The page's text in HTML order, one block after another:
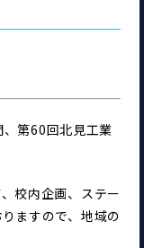
第60回北見工業
校内企画、ステー
ますので、地域の